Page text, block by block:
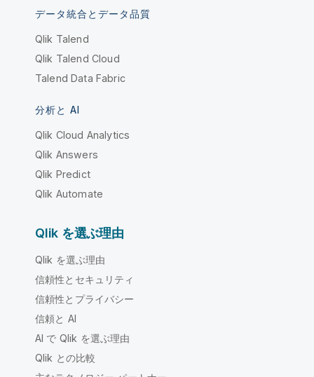
データ統合とデータ品質
Qlik Talend
Qlik Talend Cloud
Talend Data Fabric
分析と AI
Qlik Cloud Analytics
Qlik Answers
Qlik Predict
Qlik Automate
Qlik を選ぶ理由
Qlik を選ぶ理由
信頼性とセキュリティ
信頼性とプライバシー
信頼と AI
AI で Qlik を選ぶ理由
Qlik との比較